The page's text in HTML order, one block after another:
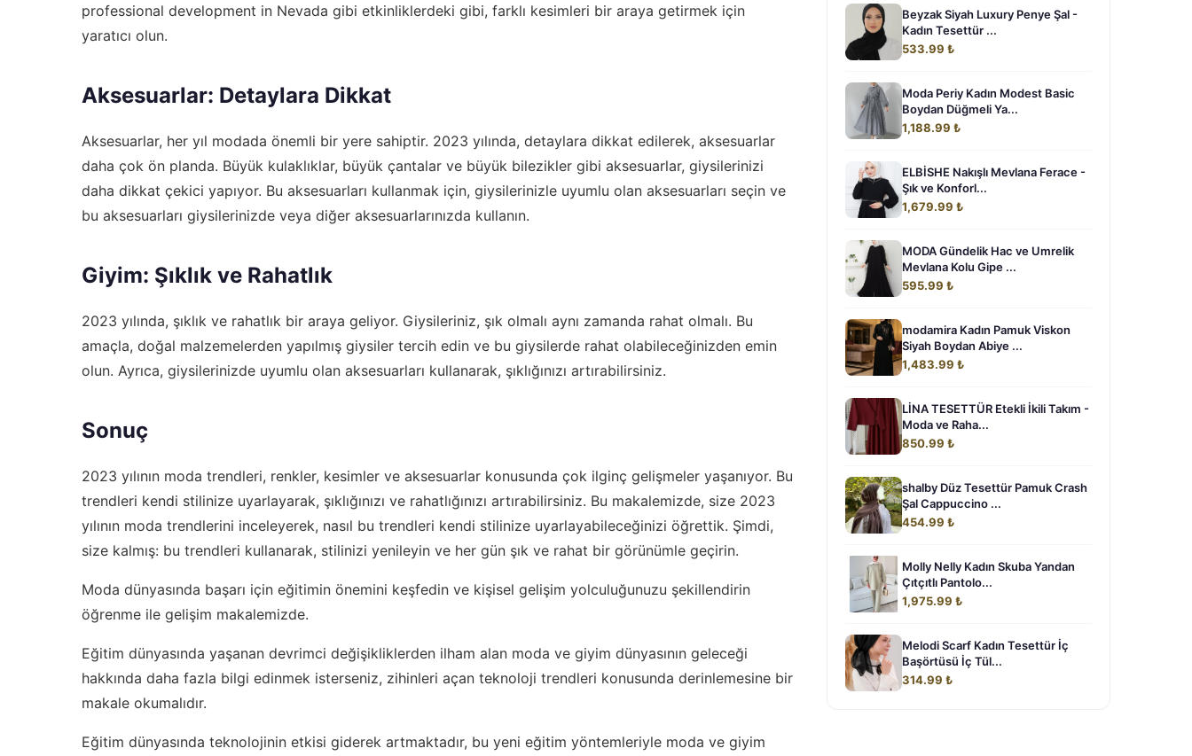
professional development in Nevada gibi etkinliklerdeki gibi, farklı kesimleri bir araya getirmek için
yaratıcı olun.
Aksesuarlar: Detaylara Dikkat
Aksesuarlar, her yıl modada önemli bir yere sahiptir. 2023 yılında, detaylara dikkat edilerek, aksesuarlar
daha çok ön planda. Büyük kulaklıklar, büyük çantalar ve büyük bilezikler gibi aksesuarlar, giysilerinizi
daha dikkat çekici yapıyor. Bu aksesuarları kullanmak için, giysilerinizle uyumlu olan aksesuarları seçin ve
bu aksesuarları giysilerinizde veya diğer aksesuarlarınızda kullanın.
Giyim: Şıklık ve Rahatlık
2023 yılında, şıklık ve rahatlık bir araya geliyor. Giysileriniz, şık olmalı aynı zamanda rahat olmalı. Bu
amaçla, doğal malzemelerden yapılmış giysiler tercih edin ve bu giysilerde rahat olabileceğinizden emin
olun. Ayrıca, giysilerinizde uyumlu olan aksesuarları kullanarak, şıklığınızı artırabilirsiniz.
Sonuç
2023 yılının moda trendleri, renkler, kesimler ve aksesuarlar konusunda çok ilginç gelişmeler yaşanıyor. Bu
trendleri kendi stilinize uyarlayarak, şıklığınızı ve rahatlığınızı artırabilirsiniz. Bu makalemizde, size 2023
yılının moda trendlerini inceleyerek, nasıl bu trendleri kendi stilinize uyarlayabileceğinizi öğrettik. Şimdi,
size kalmış: bu trendleri kullanarak, stilinizi yenileyin ve her gün şık ve rahat bir görünümle geçirin.
Moda dünyasında başarı için eğitimin önemini keşfedin ve kişisel gelişim yolculuğunuzu şekillendirin
öğrenme ile gelişim makalemizde.
Eğitim dünyasında yaşanan devrimci değişikliklerden ilham alan moda ve giyim dünyasının geleceği
hakkında daha fazla bilgi edinmek isterseniz, zihinleri açan teknoloji trendleri konusunda derinlemesine bir
makale okumalıdır.
Eğitim dünyasında teknolojinin etkisi giderek artmaktadır, bu yeni eğitim yöntemleriyle moda ve giyim
Beyzak Siyah Luxury Penye Şal -
Kadın Tesettür ...
533.99 ₺
Moda Periy Kadın Modest Basic
Boydan Düğmeli Ya...
1,188.99 ₺
ELBİSHE Nakışlı Mevlana Ferace -
Şık ve Konforl...
1,679.99 ₺
MODA Gündelik Hac ve Umrelik
Mevlana Kolu Gipe ...
595.99 ₺
modamira Kadın Pamuk Viskon
Siyah Boydan Abiye ...
1,483.99 ₺
LİNA TESETTÜR Etekli İkili Takım -
Moda ve Raha...
850.99 ₺
shalby Düz Tesettür Pamuk Crash
Şal Cappuccino ...
454.99 ₺
Molly Nelly Kadın Skuba Yandan
Çıtçıtlı Pantolo...
1,975.99 ₺
Melodi Scarf Kadın Tesettür İç
Başörtüsü İç Tül...
314.99 ₺